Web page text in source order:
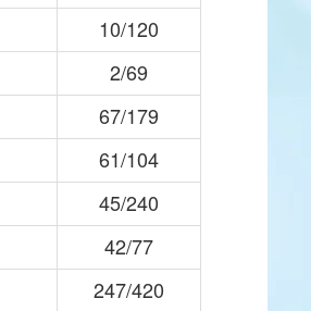
10/120
2/69
67/179
61/104
45/240
42/77
247/420